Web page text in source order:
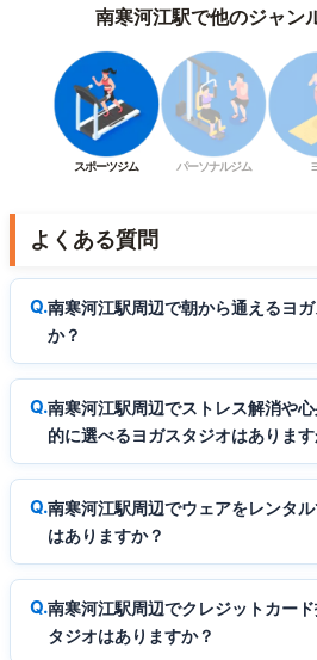
南寒河江駅で他のジャン
スポーツジム パーソナルジム
よくある質問
南寒河江駅周辺で朝から通えるヨ
か？
南寒河江駅周辺でストレス解消や
的に選べるヨガスタジオはあります
南寒河江駅周辺でウェアをレンタ
はありますか？
南寒河江駅周辺でクレジットカー
タジオはありますか？